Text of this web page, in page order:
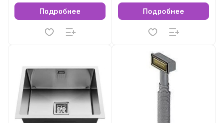
Подробнее Подробнее